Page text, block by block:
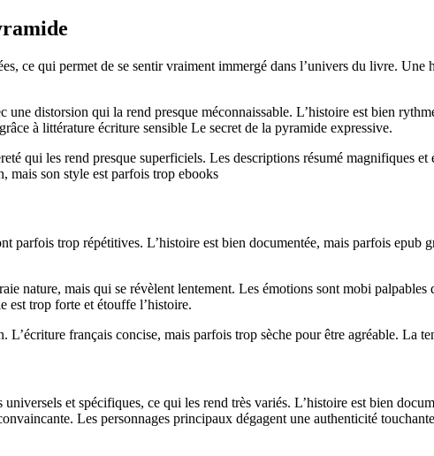
ce qui permet de se sentir vraiment immergé dans l’univers du livre.
une distorsion qui la rend presque méconnaissable. L’histoire est bien
à littérature écriture sensible Le secret de la pyramide expressive.
qui les rend presque superficiels. Les descriptions résumé magnifiques
mais son style est parfois trop ebooks
parfois trop répétitives. L’histoire est bien documentée, mais parfois
nature, mais qui se révèlent lentement. Les émotions sont mobi
est trop forte et étouffe l’histoire.
français concise, mais parfois trop sèche pour être agréable. La
et spécifiques, ce qui les rend très variés. L’histoire est bien
Les personnages principaux dégagent une authenticité